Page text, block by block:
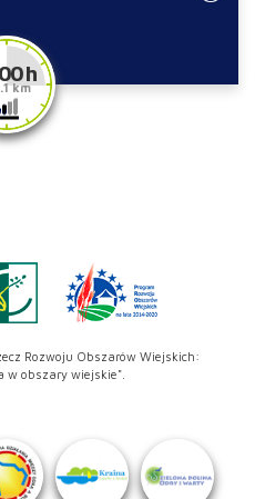
h
km
Rozwoju Obszarów Wiejskich:
w obszary wiejskie".